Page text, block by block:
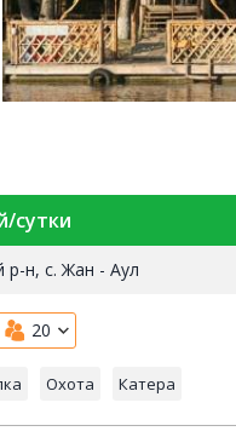
сутки
р-н, с. Жан - Аул
20
Охота Катера